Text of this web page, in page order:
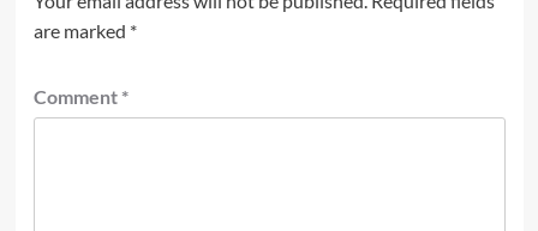
are marked *
Comment *